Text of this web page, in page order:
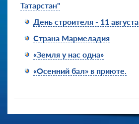
Татарстан"
День строителя - 11 августа
Страна Мармеладия
«Земля у нас одна»
«Осенний бал» в приюте.